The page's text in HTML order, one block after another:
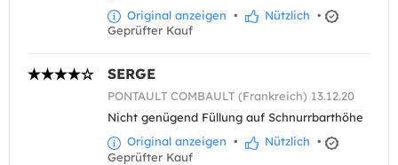
Original anzeigen • Nützlich •
Geprüfter Kauf
SERGE
PONTAULT COMBAULT (Frankreich) 13.12.20
Nicht genügend Füllung auf Schnurrbarthöhe
Original anzeigen • Nützlich •
Geprüfter Kauf